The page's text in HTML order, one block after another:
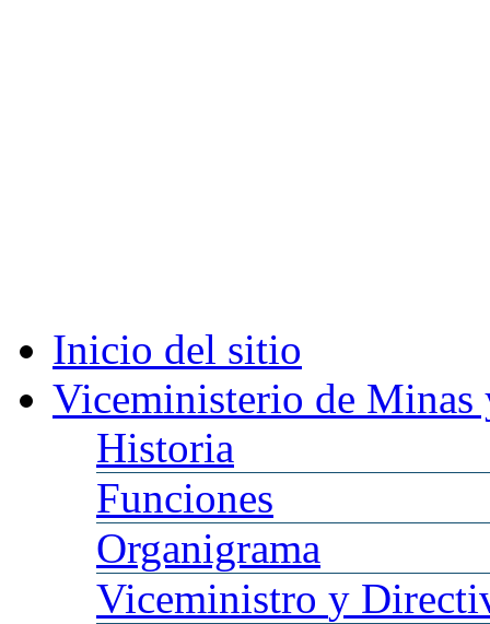
Inicio del sitio
Viceministerio de Minas
Historia
Funciones
Organigrama
Viceministro y